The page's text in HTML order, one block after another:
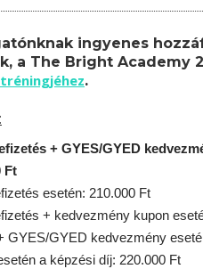
ingyenes
a The Bright Academy
.
+ GYES/GYED
Ft
esetén: 210.000 Ft
+ kedvezmény kupon
GYES/GYED kedvezmény
a képzési díj: 220.000 Ft